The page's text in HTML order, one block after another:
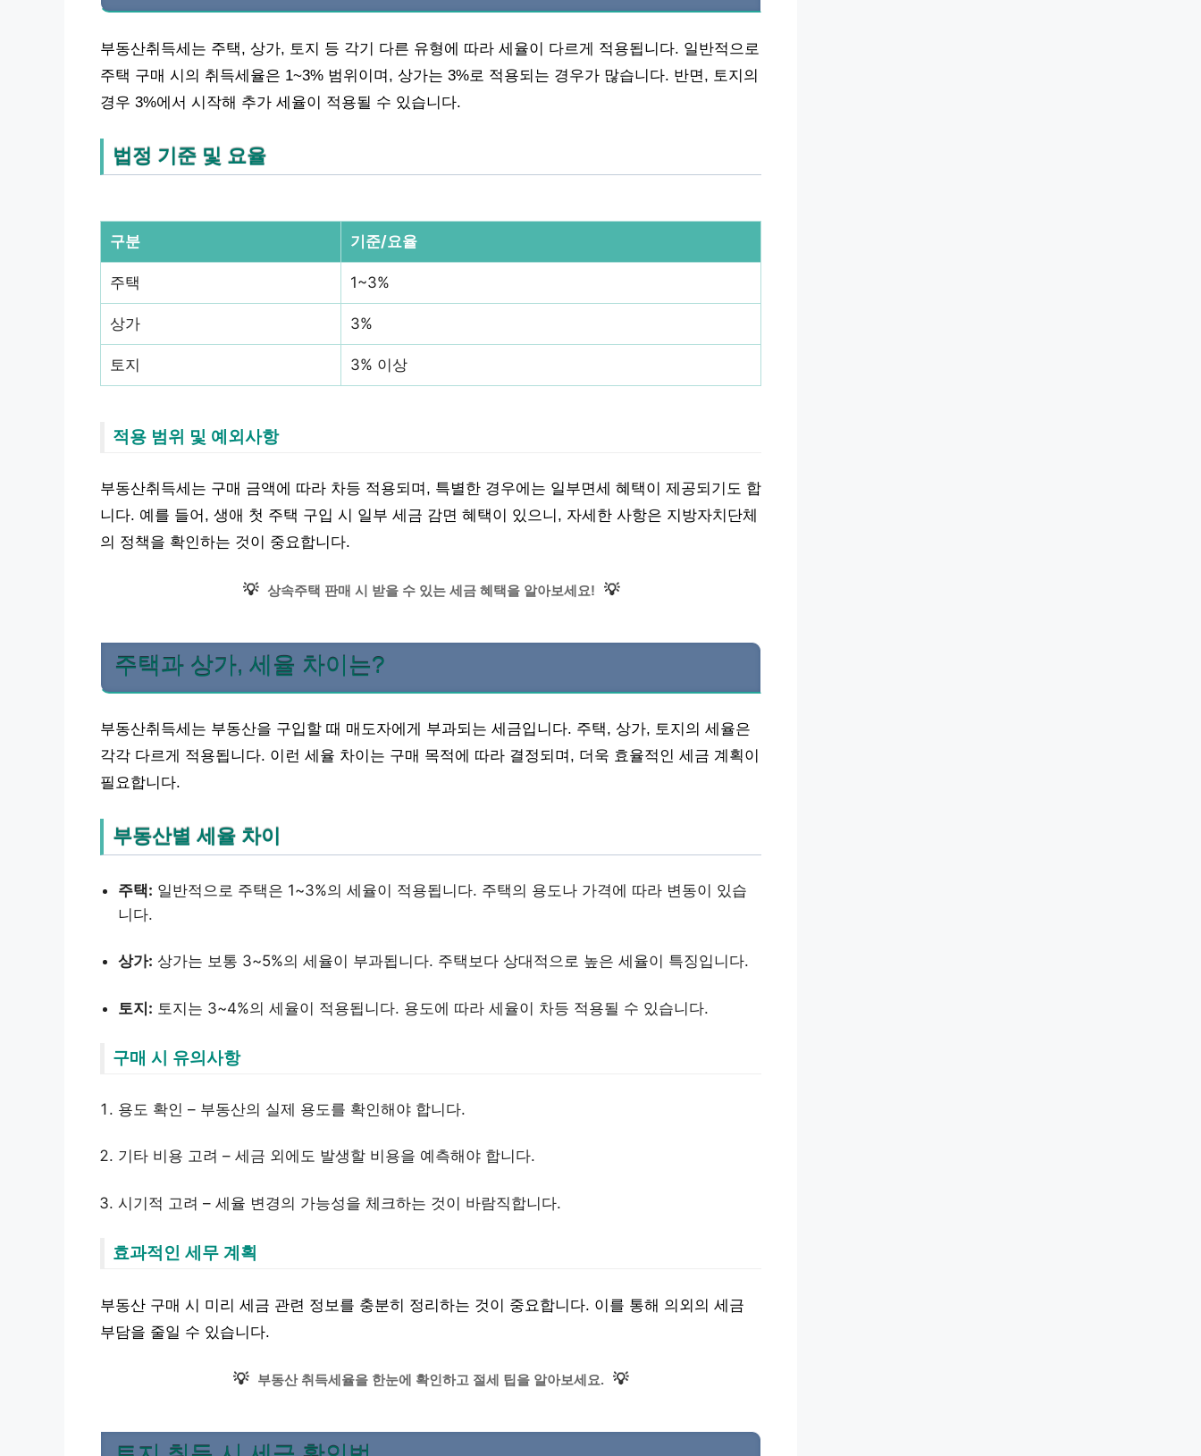
부동산취득세는 주택, 상가, 토지 등 각기 다른 유형에 따라 세율이 다르게 적용됩니다. 일반적으로
주택 구매 시의 취득세율은 1~3% 범위이며, 상가는 3%로 적용되는 경우가 많습니다. 반면, 토지의
경우 3%에서 시작해 추가 세율이 적용될 수 있습니다.
법정 기준 및 요율
구분 기준/요율
주택 1~3%
상가 3%
토지 3% 이상
적용 범위 및 예외사항
부동산취득세는 구매 금액에 따라 차등 적용되며, 특별한 경우에는 일부면세 혜택이 제공되기도 합
니다. 예를 들어, 생애 첫 주택 구입 시 일부 세금 감면 혜택이 있으니, 자세한 사항은 지방자치단체
의 정책을 확인하는 것이 중요합니다.
💡 상속주택 판매 시 받을 수 있는 세금 혜택을 알아보세요! 💡
주택과 상가, 세율 차이는?
부동산취득세는 부동산을 구입할 때 매도자에게 부과되는 세금입니다. 주택, 상가, 토지의 세율은
각각 다르게 적용됩니다. 이런 세율 차이는 구매 목적에 따라 결정되며, 더욱 효율적인 세금 계획이
필요합니다.
부동산별 세율 차이
주택: 일반적으로 주택은 1~3%의 세율이 적용됩니다. 주택의 용도나 가격에 따라 변동이 있습
니다.
상가: 상가는 보통 3~5%의 세율이 부과됩니다. 주택보다 상대적으로 높은 세율이 특징입니다.
토지: 토지는 3~4%의 세율이 적용됩니다. 용도에 따라 세율이 차등 적용될 수 있습니다.
구매 시 유의사항
용도 확인 – 부동산의 실제 용도를 확인해야 합니다.
기타 비용 고려 – 세금 외에도 발생할 비용을 예측해야 합니다.
시기적 고려 – 세율 변경의 가능성을 체크하는 것이 바람직합니다.
효과적인 세무 계획
부동산 구매 시 미리 세금 관련 정보를 충분히 정리하는 것이 중요합니다. 이를 통해 의외의 세금
부담을 줄일 수 있습니다.
💡 부동산 취득세율을 한눈에 확인하고 절세 팁을 알아보세요. 💡